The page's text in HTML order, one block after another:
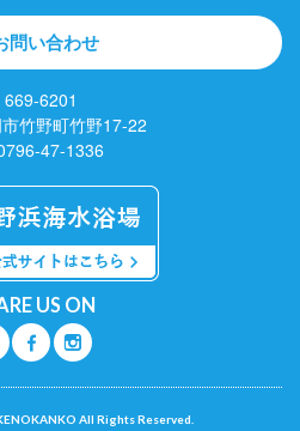
問い合わせ
669-6201
竹野町竹野17-22
47-1336
US ON
O P
All Rights Reserved.